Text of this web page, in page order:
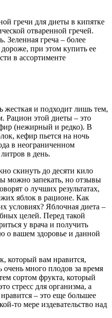
гречи для диеты в кипятке
отваренной гречей.
Зеленная греча – более
при этом купить ее
в ассортименте
и подходит лишь тем,
Рацион этой диеты – это
(нежирный и редко). В
кефир пьется на ночь
в неограниченном
в день.
скинуть до десяти кило
можно запекать, но отзывы
о лучших результатах,
яблок в рационе. Как
условиях? Яблочная диета –
целей. Перед такой
у врача и получить
о вашем здоровье и данной
который вам нравится,
очень много плодов за время
сортом фрукта, который
стресс для организма, а
– это еще большее
то мере издевательство над